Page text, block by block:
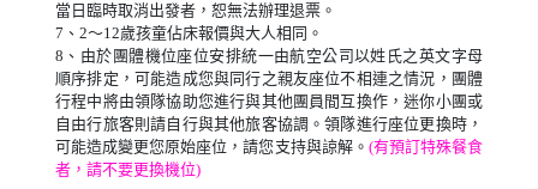
當日臨時取消出發者，恕無法辦理退票。
7 、2～12歲孩童佔床報價與大人相同。
8 、由於團體機位座位安排統一由航空公司以姓氏之英文字母
順序排定，可能造成您與同行之親友座位不相連之情況，團體
行程中將由領隊協助您進行與其他團員間互換作，迷你小團或
自由行旅客則請自行與其他旅客協調。領隊進行座位更換時，
可能造成變更您原始座位，請您支持與諒解。 (有預訂特殊餐食
者，請不要更換機位)